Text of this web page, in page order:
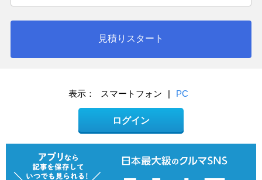
見積りスタート
表示： スマートフォン | PC
ログイン